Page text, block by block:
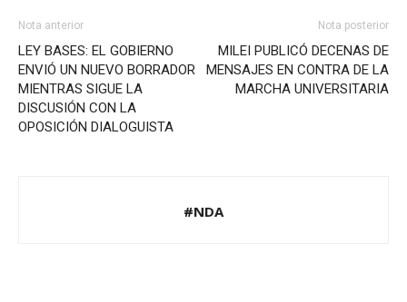
Nota anterior
LEY BASES: EL GOBIERNO
ENVIÓ UN NUEVO BORRADOR
MIENTRAS SIGUE LA
DISCUSIÓN CON LA
OPOSICIÓN DIALOGUISTA
Nota posterior
MILEI PUBLICÓ DECENAS DE
MENSAJES EN CONTRA DE LA
MARCHA UNIVERSITARIA
#NDA